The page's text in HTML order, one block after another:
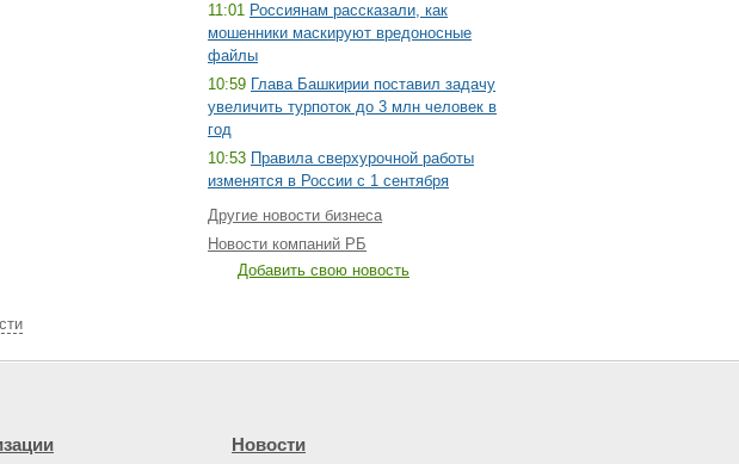
11:01 Россиянам рассказали, как
мошенники маскируют вредоносные
файлы
10:59 Глава Башкирии поставил задачу
увеличить турпоток до 3 млн человек в
год
10:53 Правила сверхурочной работы
изменятся в России с 1 сентября
Другие новости бизнеса
Новости компаний РБ
Добавить свою новость
Новости